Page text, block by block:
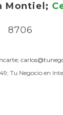
Montiel;
8706
Tu Negocio en